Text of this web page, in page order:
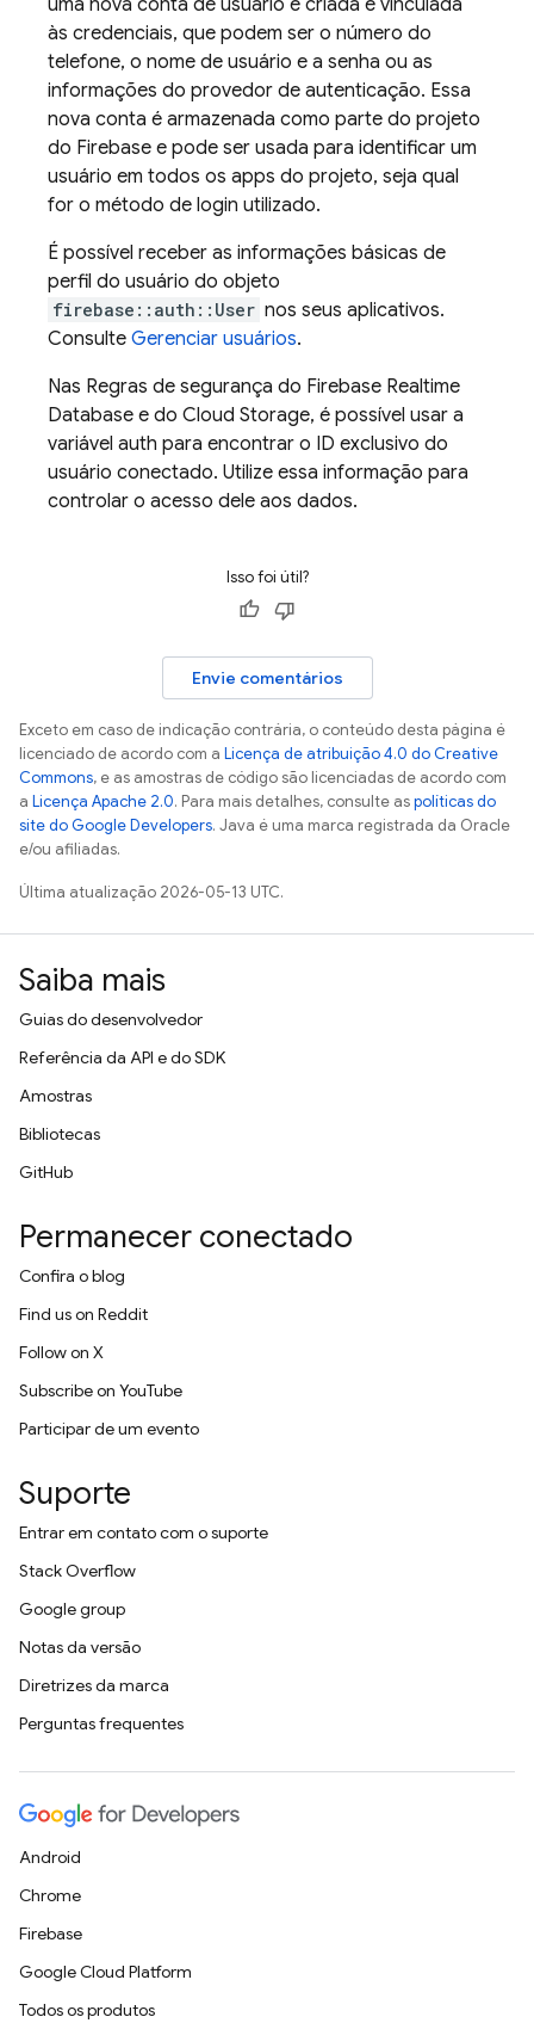
uma nova conta de usuário é criada e vinculada
às credenciais, que podem ser o número do
telefone, o nome de usuário e a senha ou as
informações do provedor de autenticação. Essa
nova conta é armazenada como parte do projeto
do Firebase e pode ser usada para identificar um
usuário em todos os apps do projeto, seja qual
for o método de login utilizado.
É possível receber as informações básicas de
perfil do usuário do objeto
firebase::auth::User nos seus aplicativos.
Consulte Gerenciar usuários.
Nas Regras de segurança do Firebase Realtime
Database e do Cloud Storage, é possível usar a
variável auth para encontrar o ID exclusivo do
usuário conectado. Utilize essa informação para
controlar o acesso dele aos dados.
Isso foi útil?
Envie comentários
Exceto em caso de indicação contrária, o conteúdo desta página é
licenciado de acordo com a Licença de atribuição 4.0 do Creative
Commons, e as amostras de código são licenciadas de acordo com
a Licença Apache 2.0. Para mais detalhes, consulte aspolíticas do
site do Google Developers. Java é uma marca registrada da Oracle
e/ou afiliadas.
Última atualização 2026-05-13 UTC.
Saiba mais
Guias do desenvolvedor
Referência da API e do SDK
Amostras
Bibliotecas
GitHub
Permanecer conectado
Confira o blog
Find us on Reddit
Follow on X
Subscribe on YouTube
Participar de um evento
Suporte
Entrar em contato com o suporte
Stack Overflow
Google group
Notas da versão
Diretrizes da marca
Perguntas frequentes
Android
Chrome
Firebase
Google Cloud Platform
Todos os produtos